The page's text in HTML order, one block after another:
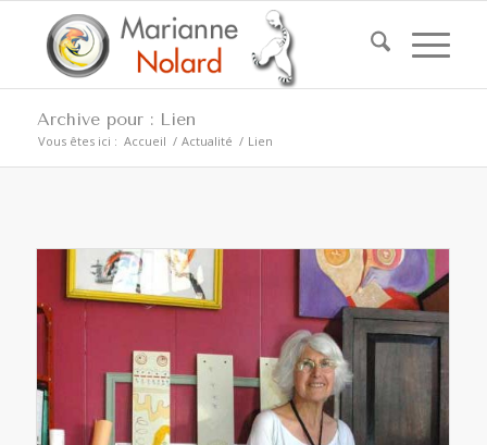
Archive pour : Lien
Vous êtes ici : Accueil / Actualité / Lien